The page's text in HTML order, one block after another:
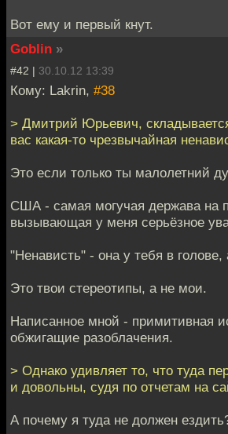
Вот ему и первый кнут.
Goblin »
#42 | 30.10.12 13:39
Кому: Lakrin, #38
> Дмитрий Юрьевич,
вас какая-то чрезвычайная
Это если только ты малолетний
США - самая могучая держава на
вызывающая у меня серьёзное
"Ненависть" - она у тебя в
Это твои стереотипы, а не мои.
Написанное мной - примитивная
обжигащие разоблачения.
> Однако удивляет то, что туда
и довольны, судя по отчетам на
А почему я туда не должен